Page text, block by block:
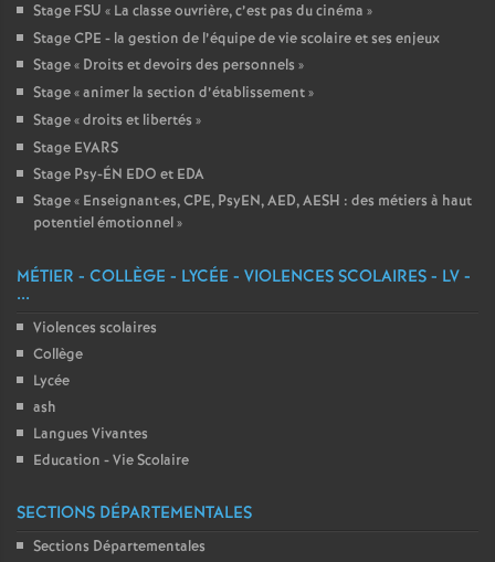
Stage FSU « La classe ouvrière, c’est pas du cinéma »
Stage CPE - la gestion de l’équipe de vie scolaire et ses enjeux
Stage « Droits et devoirs des personnels »
Stage «animer la section d’établissement»
Stage «droits et libertés »
Stage EVARS
Stage Psy-ÉN EDO et EDA
Stage « Enseignant·es, CPE, PsyEN, AED, AESH : des métiers à haut
potentiel émotionnel»
MÉTIER - COLLÈGE - LYCÉE - VIOLENCES SCOLAIRES - LV -
...
Violences scolaires
Collège
Lycée
ash
Langues Vivantes
Education - Vie Scolaire
SECTIONS DÉPARTEMENTALES
Sections Départementales